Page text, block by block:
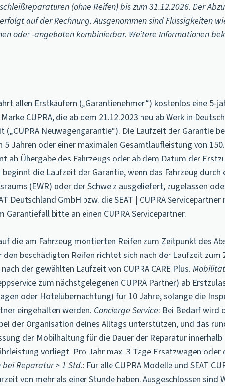
(ohne Reifen) bis zum 31.12.2026. Der
auf der Rechnung. Ausgenommen sind Flüssigkeiten
oder -angeboten kombinierbar. Weitere Informationen
allen Erstkäufern („Garantienehmer“) kostenlos eine 5-
CUPRA, die ab dem 21.12.2023 neu ab Werk in
(„CUPRA Neuwagengarantie“). Die Laufzeit der Garantie
Jahren oder einer maximalen Gesamtlaufleistung von
ab Übergabe des Fahrzeugs oder ab dem Datum der
die Laufzeit der Garantie, wenn das Fahrzeug durch
(EWR) oder der Schweiz ausgeliefert, zugelassen
Deutschland GmbH bzw. die SEAT | CUPRA
Garantiefall bitte an einen CUPRA Servicepartner.
die am Fahrzeug montierten Reifen zum Zeitpunkt des
beschädigten Reifen richtet sich nach der Laufzeit zum
der gewählten Laufzeit von CUPRA CARE Plus.
zum nächstgelegenen CUPRA Partner) ab
oder Hotelübernachtung) für 10 Jahre, solange die
eingehalten werden. Concierge Service: Bei Bedarf wird
der Organisation deines Alltags unterstützen, und das
der Mobilhaltung für die Dauer der Reparatur
vorliegt. Pro Jahr max. 3 Tage Ersatzwagen
Reparatur > 1 Std.: Für alle CUPRA Modelle und SEAT
von mehr als einer Stunde haben. Ausgeschlossen sind